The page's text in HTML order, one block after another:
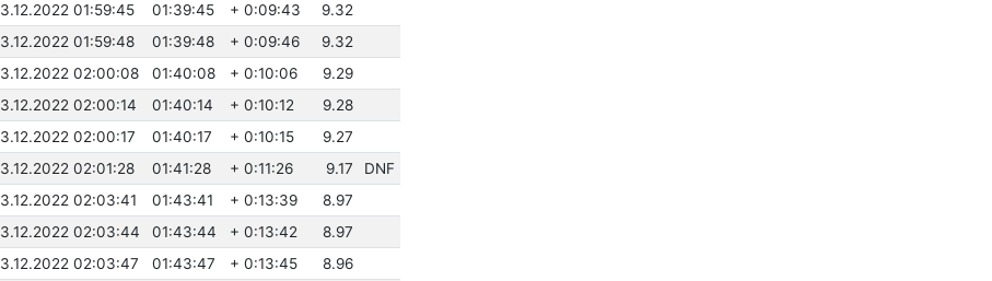
3.12.2022 01:59:45 01:39:45 + 0:09:43
9.32
3.12.2022 01:59:48 01:39:48 + 0:09:46
9.32
3.12.2022 02:00:08 01:40:08 + 0:10:06
9.29
3.12.2022 02:00:14 01:40:14 + 0:10:12
9.28
3.12.2022 02:00:17 01:40:17 + 0:10:15
9.27
3.12.2022 02:01:28 01:41:28 + 0:11:26 9.17
DNF
3.12.2022 02:03:41 01:43:41 + 0:13:39
8.97
3.12.2022 02:03:44 01:43:44 + 0:13:42
8.97
3.12.2022 02:03:47 01:43:47 + 0:13:45
8.96